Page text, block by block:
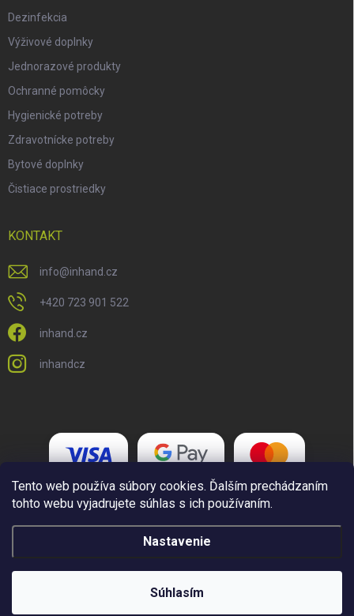
Tento web používa súbory cookies. Ďalším prechádzaním
tohto webu vyjadrujete súhlas s ich používaním.
Nastavenie
Súhlasím
Dezinfekcia
Výživové doplnky
Jednorazové produkty
Ochranné pomôcky
Hygienické potreby
Zdravotnícke potreby
Bytové doplnky
Čistiace prostriedky
KONTAKT
info@inhand.cz
+420 723 901 522
inhand.cz
inhandcz
Copyright 2026Inhand.cz. Všetky práva vyhradené.Upraviť nastavenie
cookies